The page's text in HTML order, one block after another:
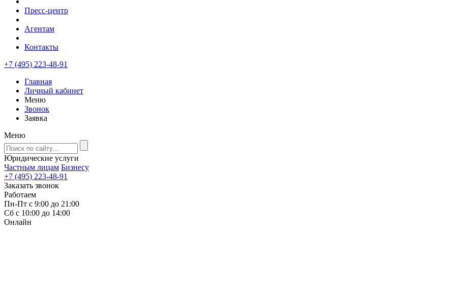
Пресс-центр
Агентам
Контакты
+7 (495) 223-48-91
Главная
Личный кабинет
Меню
Звонок
Заявка
Меню
Юридические услуги
Частным лицам Бизнесу
+7 (495) 223-48-91
Заказать звонок
Работаем
Пн-Пт с 9:00 до 21:00
Сб с 10:00 до 14:00
Онлайн